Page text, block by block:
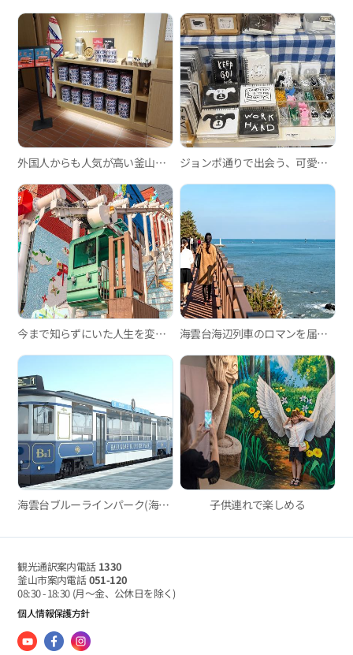
外国人からも人気が高い釜山のスイーツカフェ3選 ジョンポ通りで出会う、可愛い雑貨ショップ巡り
今まで知らずにいた人生を変えるスポット-釜山のモノレール編 海雲台海辺列車のロマンを届ける釜山グリーンレールウェイ散策路
海雲台ブルーラインパーク(海辺列車、スカイカプセル) 子供連れで楽しめる
観光通訳案内電話 1330
釜山市案内電話051-120
08:30 - 18:30 (月～金、公休日を除く)
個人情報保護方針